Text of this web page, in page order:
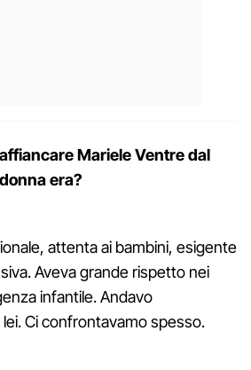
Mariele Ventre dal
era?
attenta ai bambini, esigente
Aveva grande rispetto nei
infantile. Andavo
Ci confrontavamo spesso.